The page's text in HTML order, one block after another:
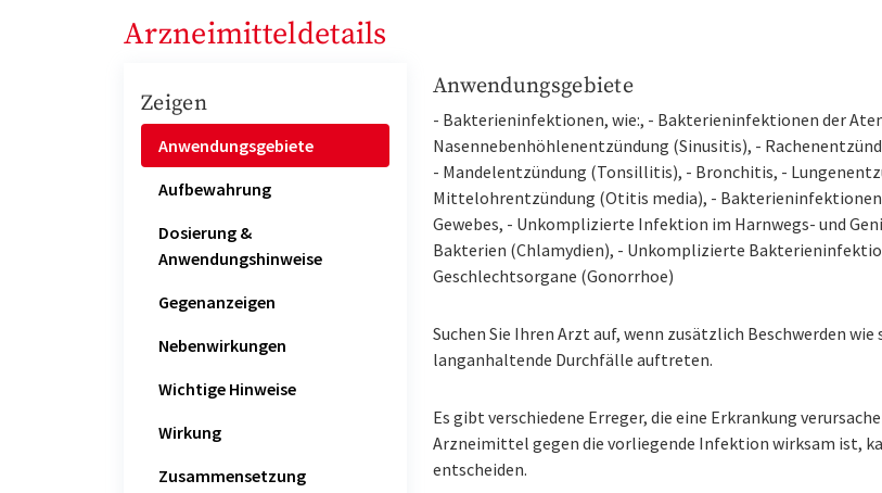
Arzneimitteldetails
Zeigen
Anwendungsgebiete
Aufbewahrung
Dosierung &
Anwendungshinweise
Gegenanzeigen
Nebenwirkungen
Wichtige Hinweise
Wirkung
Zusammensetzung
Anwendungsgebiete
- Bakterieninfektionen, wie:, - Bakterieninfektionen der
Nasennebenhöhlenentzündung (Sinusitis), -
- Mandelentzündung (Tonsillitis), - Bronchitis, -
Mittelohrentzündung (Otitis media), - Bakterieninfektionen
Gewebes, - Unkomplizierte Infektion im Harnwegs- und
Bakterien (Chlamydien), - Unkomplizierte
Geschlechtsorgane (Gonorrhoe)
Suchen Sie Ihren Arzt auf, wenn zusätzlich Beschwerden wie
langanhaltende Durchfälle auftreten.
Es gibt verschiedene Erreger, die eine Erkrankung
Arzneimittel gegen die vorliegende Infektion wirksam ist,
entscheiden.